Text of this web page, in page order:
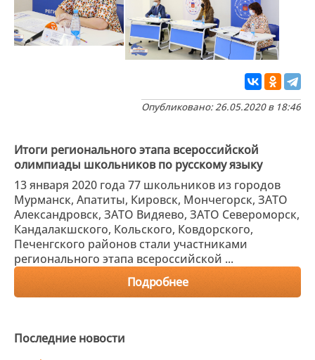
Опубликовано: 26.05.2020 в 18:46
Итоги регионального этапа всероссийской
олимпиады школьников по русскому языку
13 января 2020 года 77 школьников из городов
Мурманск, Апатиты, Кировск, Мончегорск, ЗАТО
Александровск, ЗАТО Видяево, ЗАТО Североморск,
Кандалакшского, Кольского, Ковдорского,
Печенгского районов стали участниками
регионального этапа всероссийской ...
Подробнее
Последние новости